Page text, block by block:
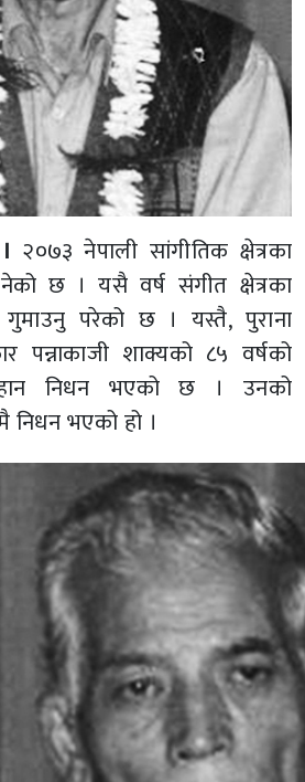
२०७३ नेपाली सांगीतिक क्षेत्रका
छ । यसै वर्ष संगीत क्षेत्रका
गुमाउनु परेको छ । यस्तै, पुराना
पन्नाकाजी शाक्यको ८५ वर्षको
निधन भएको छ । उनको
निधन भएको हो ।